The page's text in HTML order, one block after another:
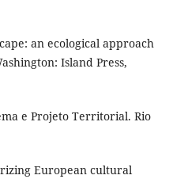
an ecological approach
Island Press,
e Projeto Territorial. Rio
European cultural